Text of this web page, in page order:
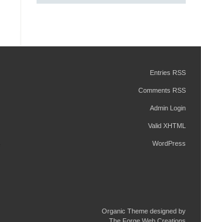
Entries RSS
Comments RSS
Admin Login
Valid XHTML
WordPress
Organic Theme designed by